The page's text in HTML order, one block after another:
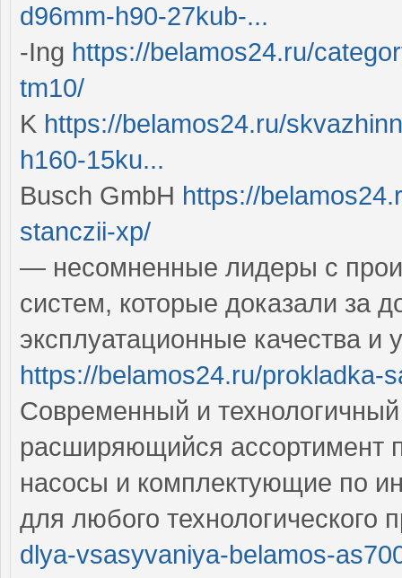
d96mm-h90-27kub-...
-Ing https://belamos24.ru/
tm10/
K https://belamos24.ru/
h160-15ku...
Busch GmbH https://
stanczii-xp/
— несомненные лидеры с
систем, которые доказали за
эксплуатационные качества и
https://belamos24.ru/prokladka-
Современный и
расширяющийся ассортимент
насосы и комплектующие по
для любого технологического
dlya-vsasyvaniya-belamos-